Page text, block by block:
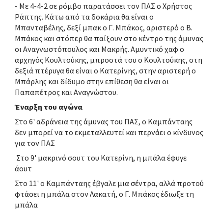
- Με 4-4-2 σε ρόμβο παρατάσσει τον ΠΑΣ ο Χρήστος
Ράπτης. Κάτω από τα δοκάρια θα είναι ο
Μπανταβέλης, δεξί μπακ ο Γ. Μπάκος, αριστερό ο Β.
Μπάκος και στόπερ θα παίξουν στο κέντρο της άμυνας
οι Αναγνωστόπουλος και Μακρής. Αμυντικό χαφ ο
αρχηγός Κουλτούκης, μπροστά του ο Κουλτούκης, στη
δεξιά πτέρυγα θα είναι ο Κατερίνης, στην αριστερή ο
Μπάρλης και δίδυμο στην επίθεση θα είναι οι
Παπαπέτρος και Αναγνώστου.
Έναρξη του αγώνα
Στο 6' αδράνεια της άμυνας του ΠΑΣ, ο Καμπάνταης
δεν μπορεί να το εκμεταλλευτεί και περνάει ο κίνδυνος
για τον ΠΑΣ
Στο 9' μακρινό σουτ του Κατερίνη, η μπάλα έφυγε
άουτ
Στο 11' ο Καμπάνταης έβγαλε μια σέντρα, αλλά προτού
φτάσει η μπάλα στον Λακατή, ο Γ. Μπάκος έδιωξε τη
μπάλα